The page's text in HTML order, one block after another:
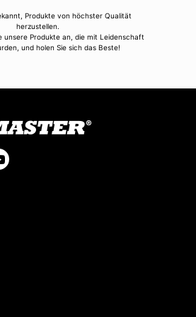
Produkte von höchster Qualität
herzustellen.
unsere Produkte an, die mit Leidenschaft
und holen Sie sich das Beste!